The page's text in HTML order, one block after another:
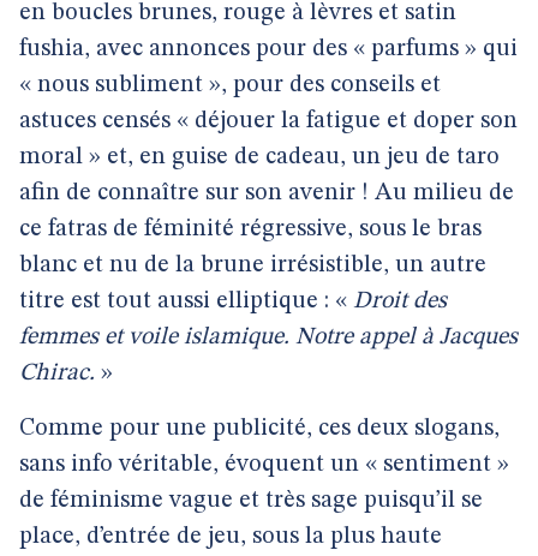
en boucles brunes, rouge à lèvres et satin
fushia, avec annonces pour des « parfums » qui
« nous subliment », pour des conseils et
astuces censés « déjouer la fatigue et doper son
moral » et, en guise de cadeau, un jeu de taro
afin de connaître sur son avenir ! Au milieu de
ce fatras de féminité régressive, sous le bras
blanc et nu de la brune irrésistible, un autre
titre est tout aussi elliptique : « Droit des
femmes et voile islamique. Notre appel à Jacques
Chirac. »
Comme pour une publicité, ces deux slogans,
sans info véritable, évoquent un « sentiment »
de féminisme vague et très sage puisqu’il se
place, d’entrée de jeu, sous la plus haute